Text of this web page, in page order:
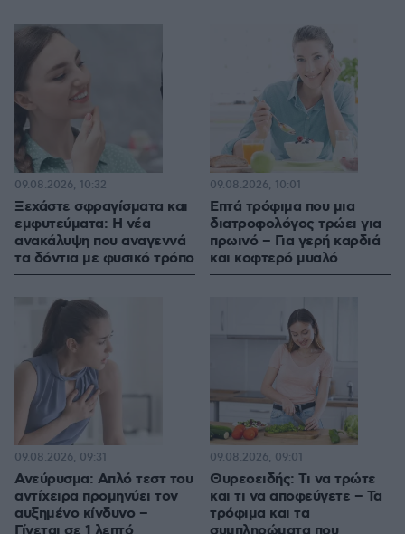
Ξεχάστε σφραγίσματα και
εμφυτεύματα: Η νέα
ανακάλυψη που αναγεννά
τα δόντια με φυσικό τρόπο
09.08.2026, 10:32
Επτά τρόφιμα που μια
διατροφολόγος τρώει για
πρωινό – Για γερή καρδιά
και κοφτερό μυαλό
09.08.2026, 10:01
Ανεύρυσμα: Απλό τεστ του
αντίχειρα προμηνύει τον
αυξημένο κίνδυνο –
09.08.2026, 09:31
Θυρεοειδής: Τι να τρώτε
και τι να αποφεύγετε – Τα
τρόφιμα και τα
09.08.2026, 09:01